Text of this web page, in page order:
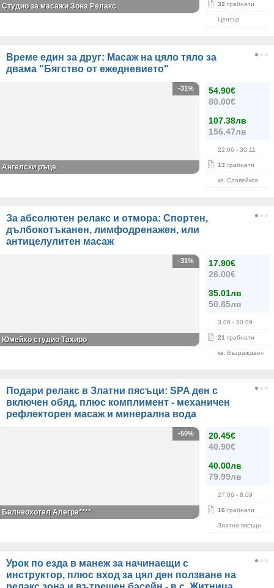
32 грабнати
Център
Студио за масажи Зона Релакс
Време един за друг: Масаж на цяло тяло за
двама "Бягство от ежедневието"
54.90€
80.00€
107.38лв
156.47лв
22.06 - 30.11
13 грабнати
кв. Славейков
-31%
Ангелски ръце
За абсолютен релакс и отмора: Спортен,
дълбокотъканен, лимфодренажен, или
антицелулитен масаж
17.90€
26.00€
35.01лв
50.85лв
3.06 - 30.09
21 грабнати
кв. Възраждане
-31%
Юмейхо студио Тахиро
Подари релакс в Златни пясъци: SPA ден с
включен обяд, плюс комплимент - механичен
рефлекторен масаж и минерална вода
20.45€
40.90€
40.00лв
79.99лв
27.06 - 8.09
16 грабнати
Златни пясъци
-50%
Балнеохотел Алегра****
Урок по езда в манеж за начинаещи с
инструктор, плюс вход за цял ден ползване на